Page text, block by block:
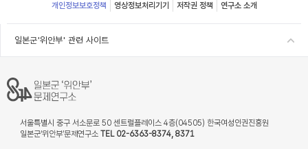
개인정보보호정책 영상정보처리기기 저작권 정책 연구소 소개
일본군'위안부' 관련 사이트
서울특별시 중구 서소문로 50 센트럴플레이스 4층(04505) 한국여성인권진흥원
일본군‘위안부’문제연구소 TEL 02-6363-8374, 8371